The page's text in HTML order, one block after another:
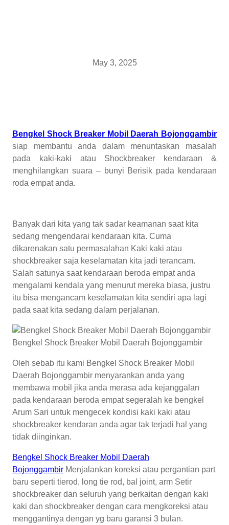
May 3, 2025
Bengkel Shock Breaker Mobil Daerah Bojonggambir
siap membantu anda dalam menuntaskan masalah
pada kaki-kaki atau Shockbreaker kendaraan &
menghilangkan suara – bunyi Berisik pada kendaraan
roda empat anda.
Banyak dari kita yang tak sadar keamanan saat kita
sedang mengendarai kendaraan kita. Cuma
dikarenakan satu permasalahan Kaki kaki atau
shockbreaker saja keselamatan kita jadi terancam.
Salah satunya saat kendaraan beroda empat anda
mengalami kendala yang menurut mereka biasa, justru
itu bisa mengancam keselamatan kita sendiri apa lagi
pada saat kita sedang dalam perjalanan.
Bengkel Shock Breaker Mobil Daerah Bojonggambir
Oleh sebab itu kami Bengkel Shock Breaker Mobil
Daerah Bojonggambir menyarankan anda yang
membawa mobil jika anda merasa ada kejanggalan
pada kendaraan beroda empat segeralah ke bengkel
Arum Sari untuk mengecek kondisi kaki kaki atau
shockbreaker kendaran anda agar tak terjadi hal yang
tidak diinginkan.
Bengkel Shock Breaker Mobil Daerah
Bojonggambir Menjalankan koreksi atau pergantian part
baru seperti tierod, long tie rod, bal joint, arm Setir
shockbreaker dan seluruh yang berkaitan dengan kaki
kaki dan shockbreaker dengan cara mengkoreksi atau
menggantinya dengan yg baru garansi 3 bulan.